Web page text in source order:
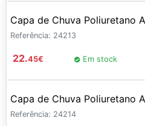
Capa de Chuva Poliuretano
Referência: 24213
22.45€ Em stock
Capa de Chuva Poliuretano
Referência: 24214